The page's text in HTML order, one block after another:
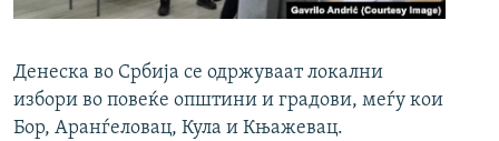
Денеска во Србија се одржуваат локални
избори во повеќе општини и градови, меѓу кои
Бор, Аранѓеловац, Кула и Књажевац.